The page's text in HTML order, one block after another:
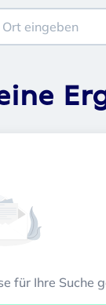
für Ihre Suche